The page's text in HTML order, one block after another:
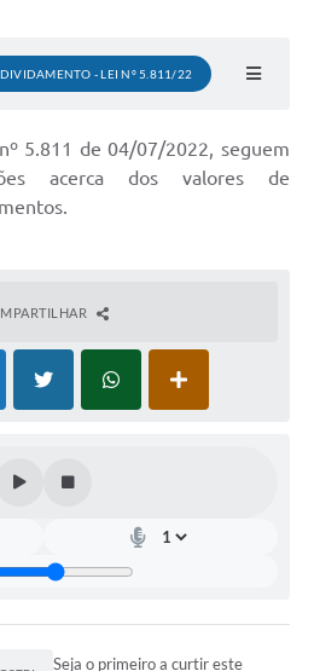
- LEI Nº 5.811/22
5.811 de 04/07/2022, seguem
acerca dos valores de
Seja o primeiro a curtir este